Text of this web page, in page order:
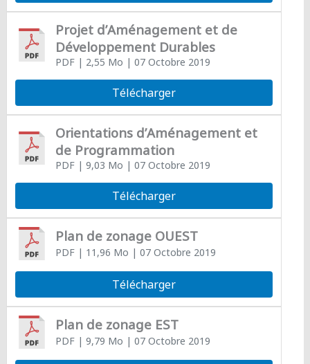
Projet d’Aménagement et de
Développement Durables
PDF| 2,55 Mo | 07 Octobre 2019
Télécharger
Orientations d’Aménagement et
de Programmation
PDF| 9,03 Mo | 07 Octobre 2019
Télécharger
Plan de zonage OUEST
PDF| 11,96 Mo | 07 Octobre 2019
Télécharger
Plan de zonage EST
PDF| 9,79 Mo | 07 Octobre 2019